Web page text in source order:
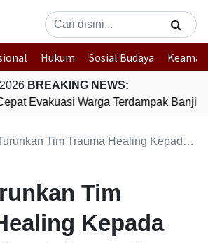
Hukum Sosial Budaya
BREAKING NEWS:
Evakuasi Warga Terdampak Banjir
Tim Trauma Healing Kepada Korban Kecelakaan di Lamandau
Tim
Kepada